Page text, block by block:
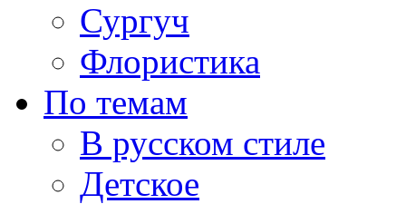
Сургуч
Флористика
По темам
В русском стиле
Детское